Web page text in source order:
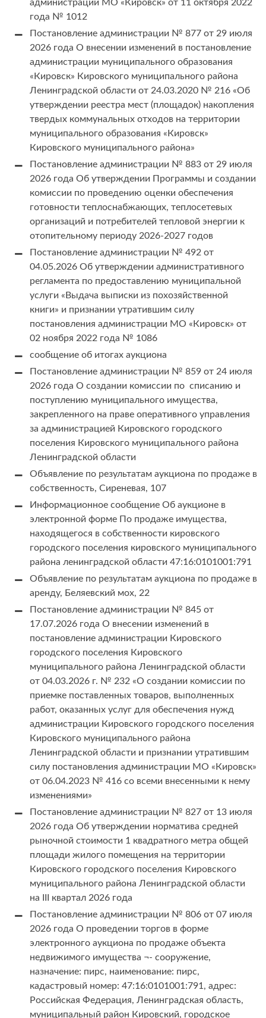
администрации МО «Кировск» от 11 октября 2022
года № 1012
Постановление администрации № 877 от 29 июля
2026 года О внесении изменений в постановление
администрации муниципального образования
«Кировск» Кировского муниципального района
Ленинградской области от 24.03.2020 № 216 «Об
утверждении реестра мест (площадок) накопления
твердых коммунальных отходов на территории
муниципального образования «Кировск»
Кировского муниципального района»
Постановление администрации № 883 от 29 июля
2026 года Об утверждении Программы и создании
комиссии по проведению оценки обеспечения
готовности теплоснабжающих, теплосетевых
организаций и потребителей тепловой энергии к
отопительному периоду 2026-2027 годов
Постановление администрации № 492 от
04.05.2026 Об утверждении административного
регламента по предоставлению муниципальной
услуги «Выдача выписки из похозяйственной
книги» и признании утратившим силу
постановления администрации МО «Кировск» от
02 ноября 2022 года № 1086
сообщение об итогах аукциона
Постановление администрации № 859 от 24 июля
2026 года О создании комиссии по списанию и
поступлению муниципального имущества,
закрепленного на праве оперативного управления
за администрацией Кировского городского
поселения Кировского муниципального района
Ленинградской области
Объявление по результатам аукциона по продаже в
собственность, Сиреневая, 107
Информационное сообщение Об аукционе в
электронной форме По продаже имущества,
находящегося в собственности кировского
городского поселения кировского муниципального
района ленинградской области 47:16:0101001:791
Объявление по результатам аукциона по продаже в
аренду, Беляевский мох, 22
Постановление администрации № 845 от
17.07.2026 года О внесении изменений в
постановление администрации Кировского
городского поселения Кировского
муниципального района Ленинградской области
от 04.03.2026 г. № 232 «О создании комиссии по
приемке поставленных товаров, выполненных
работ, оказанных услуг для обеспечения нужд
администрации Кировского городского поселения
Кировского муниципального района
Ленинградской области и признании утратившим
силу постановления администрации МО «Кировск»
от 06.04.2023 № 416 со всеми внесенными к нему
изменениями»
Постановление администрации № 827 от 13 июля
2026 года Об утверждении норматива средней
рыночной стоимости 1 квадратного метра общей
площади жилого помещения на территории
Кировского городского поселения Кировского
муниципального района Ленинградской области
на III квартал 2026 года
Постановление администрации № 806 от 07 июля
2026 года О проведении торгов в форме
электронного аукциона по продаже объекта
недвижимого имущества ¬- сооружение,
назначение: пирс, наименование: пирс,
кадастровый номер: 47:16:0101001:791, адрес:
Российская Федерация, Ленинградская область,
муниципальный район Кировский, городское